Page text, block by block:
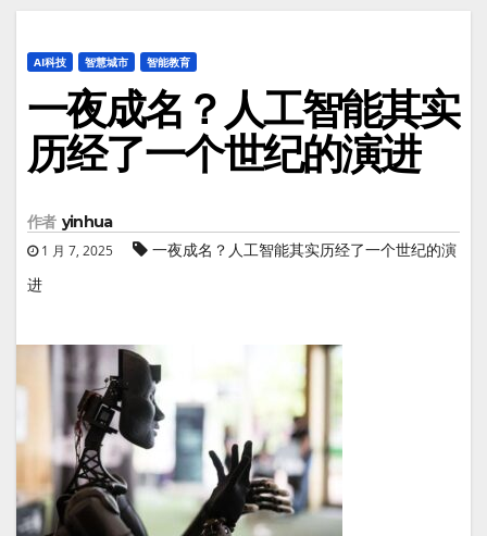
AI科技 智慧城市 智能教育
一夜成名？人工智能其实
历经了一个世纪的演进
作者 yinhua
1 月 7, 2025
一夜成名？人工智能其实历经了一个世纪的演
进